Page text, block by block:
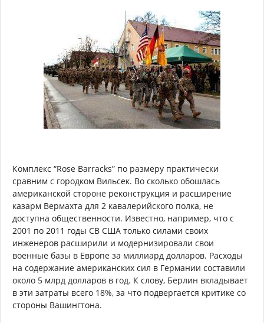
Комплекс “Rose Barracks” по размеру практически
сравним с городком Вильсек. Во сколько обошлась
американской стороне реконструкция и расширение
казарм Вермахта для 2 кавалерийского полка, не
доступна общественности. Известно, например, что с
2001 по 2011 годы СВ США только силами своих
инженеров расширили и модернизировали свои
военные базы в Европе за миллиард долларов. Расходы
на содержание американских сил в Германии составили
около 5 млрд долларов в год. К слову, Берлин вкладывает
в эти затраты всего 18%, за что подвергается критике со
стороны Вашингтона.